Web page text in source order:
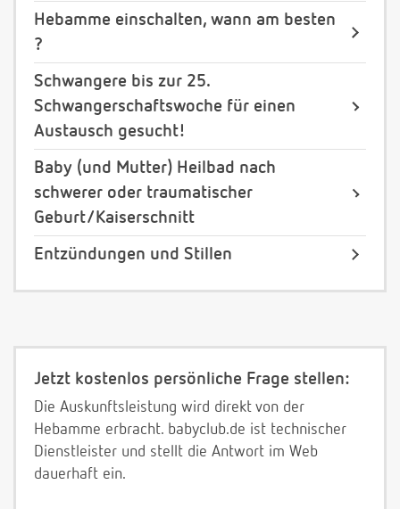
Hebamme einschalten, wann am besten
?
Schwangere bis zur 25.
Schwangerschaftswoche für einen
Austausch gesucht!
Baby (und Mutter) Heilbad nach
schwerer oder traumatischer
Geburt/Kaiserschnitt
Entzündungen und Stillen
Jetzt kostenlos persönliche Frage stellen:
Die Auskunftsleistung wird direkt von der
Hebamme erbracht. babyclub.de ist technischer
Dienstleister und stellt die Antwort im Web
dauerhaft ein.